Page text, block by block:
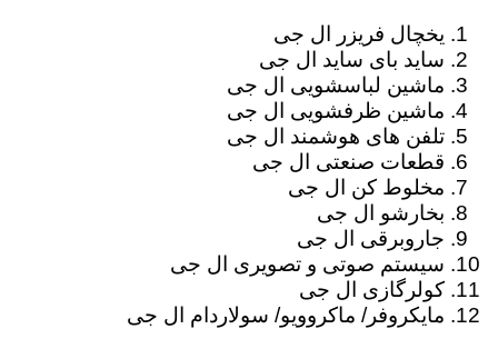
یخچال فریزر ال جی
ساید بای ساید ال جی
ماشین لباسشویی ال جی
ماشین ظرفشویی ال جی
تلفن های هوشمند ال جی
قطعات صنعتی ال جی
مخلوط کن ال جی
بخارشو ال جی
جاروبرقی ال جی
سیستم صوتی و تصویری ال جی
کولرگازی ال جی
مایکروفر/ ماکروویو/ سولاردام ال جی